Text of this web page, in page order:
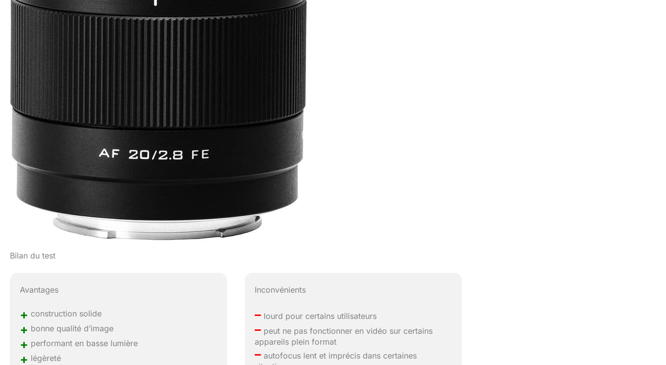
Bilan du test
Avantages
+ construction solide
+ bonne qualité d’image
+ performant en basse lumière
+ légèreté
Inconvénients
– lourd pour certains utilisateurs
– peut ne pas fonctionner en vidéo sur certains
appareils plein format
– autofocus lent et imprécis dans certaines